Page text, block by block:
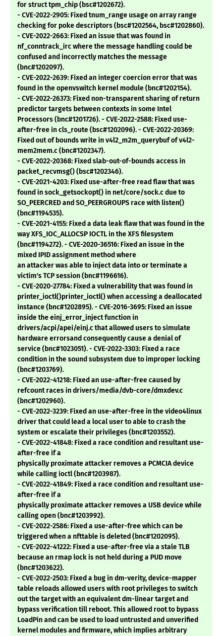
for struct tpm_chip (bsc#1202672).
- CVE-2022-2905: Fixed tnum_range usage on array range
checking for poke descriptors (bsc#1202564, bsc#1202860).
- CVE-2022-2663: Fixed an issue that was found in
nf_conntrack_irc where the message handling could be
confused and incorrectly matches the message
(bnc#1202097).
- CVE-2022-2639: Fixed an integer coercion error that was
found in the openvswitch kernel module (bnc#1202154).
- CVE-2022-26373: Fixed non-transparent sharing of return
predictor targets between contexts in some Intel
Processors (bnc#1201726). - CVE-2022-2588: Fixed use-
after-free in cls_route (bsc#1202096). - CVE-2022-20369:
Fixed out of bounds write in v4l2_m2m_querybuf of v4l2-
mem2mem.c (bnc#1202347).
- CVE-2022-20368: Fixed slab-out-of-bounds access in
packet_recvmsg() (bsc#1202346).
- CVE-2021-4203: Fixed use-after-free read flaw that was
found in sock_getsockopt() in net/core/sock.c due to
SO_PEERCRED and SO_PEERGROUPS race with listen()
(bnc#1194535).
- CVE-2021-4155: Fixed a data leak flaw that was found in the
way XFS_IOC_ALLOCSP IOCTL in the XFS filesystem
(bnc#1194272). - CVE-2020-36516: Fixed an issue in the
mixed IPID assignment method where
an attacker was able to inject data into or terminate a
victim's TCP session (bnc#1196616).
- CVE-2020-27784: Fixed a vulnerability that was found in
printer_ioctl()printer_ioctl() when accessing a deallocated
instance (bnc#1202895). - CVE-2016-3695: Fixed an issue
inside the einj_error_inject function in
drivers/acpi/apei/einj.c that allowed users to simulate
hardware errorsand consequently cause a denial of
service (bnc#1023051). - CVE-2022-3303: Fixed a race
condition in the sound subsystem due to improper locking
(bnc#1203769).
- CVE-2022-41218: Fixed an use-after-free caused by
refcount races in drivers/media/dvb-core/dmxdev.c
(bnc#1202960).
- CVE-2022-3239: Fixed an use-after-free in the video4linux
driver that could lead a local user to able to crash the
system or escalate their privileges (bnc#1203552).
- CVE-2022-41848: Fixed a race condition and resultant use-
after-free if a
physically proximate attacker removes a PCMCIA device
while calling ioctl (bnc#1203987).
- CVE-2022-41849: Fixed a race condition and resultant use-
after-free if a
physically proximate attacker removes a USB device while
calling open (bnc#1203992).
- CVE-2022-2586: Fixed a use-after-free which can be
triggered when a nfttable is deleted (bnc#1202095).
- CVE-2022-41222: Fixed a use-after-free via a stale TLB
because an rmap lock is not held during a PUD move
(bnc#1203622).
- CVE-2022-2503: Fixed a bug in dm-verity, device-mapper
table reloads allowed users with root privileges to switch
out the target with an equivalent dm-linear target and
bypass verification till reboot. This allowed root to bypass
LoadPin and can be used to load untrusted and unverified
kernel modules and firmware, which implies arbitrary